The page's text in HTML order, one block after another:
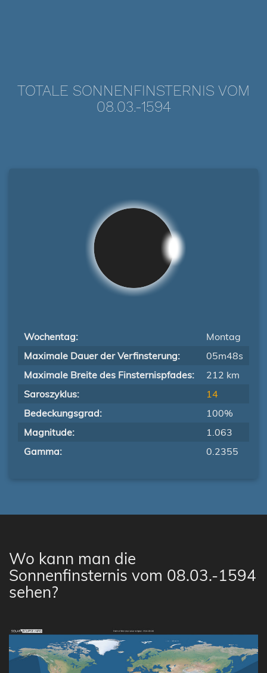
TOTALE SONNENFINSTERNIS VOM
08.03.-1594
Wochentag:
Montag
Maximale Dauer der Verfinsterung:
05m48s
Maximale Breite des Finsternispfades:
212 km
Saroszyklus:
14
Bedeckungsgrad:
100%
Magnitude:
1.063
Gamma:
0.2355
Wo kann man die
Sonnenfinsternis vom 08.03.-1594
sehen?